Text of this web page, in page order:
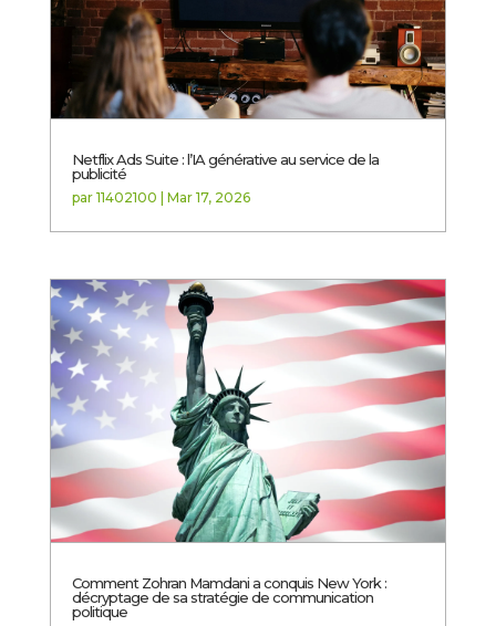
Netflix Ads Suite : l’IA générative au service de la
publicité
par 11402100 Mar 17, 2026
Comment Zohran Mamdani a conquis New York :
décryptage de sa stratégie de communication
politique